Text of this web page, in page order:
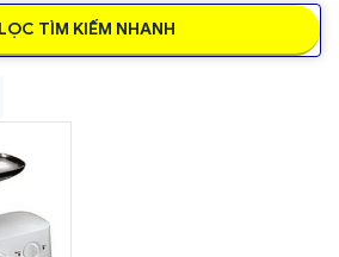
TÌM KIẾM NHANH